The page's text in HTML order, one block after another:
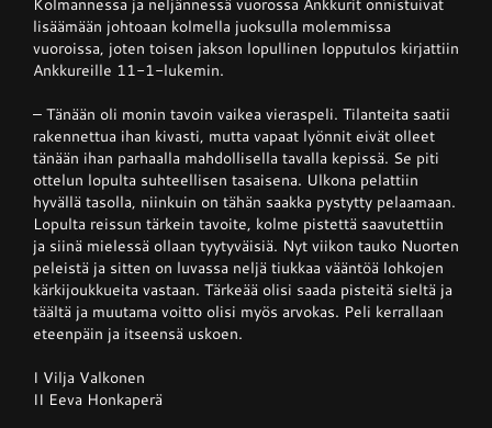
Kolmannessa ja neljännessä vuorossa Ankkurit onnistuivat
lisäämään johtoaan kolmella juoksulla molemmissa
vuoroissa, joten toisen jakson lopullinen lopputulos kirjattiin
Ankkureille 11-1-lukemin.
– Tänään oli monin tavoin vaikea vieraspeli. Tilanteita saatii
rakennettua ihan kivasti, mutta vapaat lyönnit eivät olleet
tänään ihan parhaalla mahdollisella tavalla kepissä. Se piti
ottelun lopulta suhteellisen tasaisena. Ulkona pelattiin
hyvällä tasolla, niinkuin on tähän saakka pystytty pelaamaan.
Lopulta reissun tärkein tavoite, kolme pistettä saavutettiin
ja siinä mielessä ollaan tyytyväisiä. Nyt viikon tauko Nuorten
peleistä ja sitten on luvassa neljä tiukkaa vääntöä lohkojen
kärkijoukkueita vastaan. Tärkeää olisi saada pisteitä sieltä ja
täältä ja muutama voitto olisi myös arvokas. Peli kerrallaan
eteenpäin ja itseensä uskoen.
I Vilja Valkonen
II Eeva Honkaperä